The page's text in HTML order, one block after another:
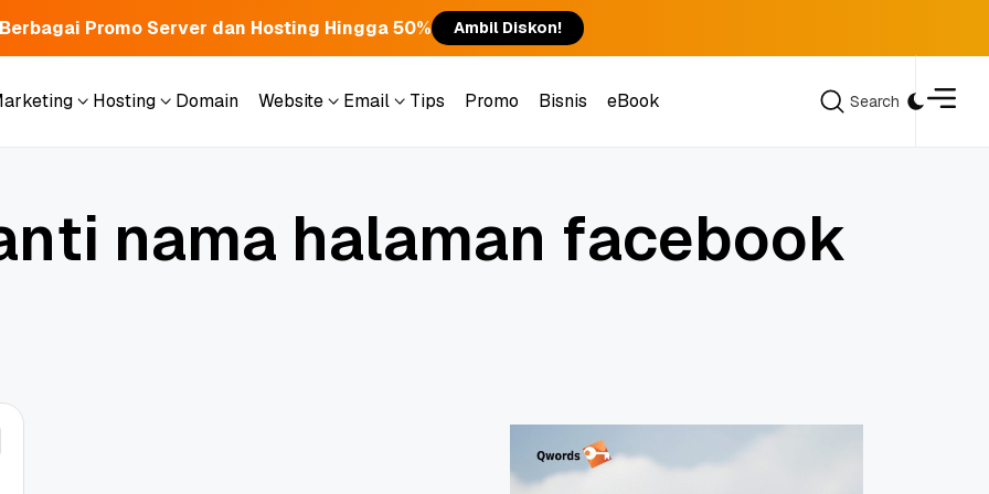
Promo Server dan Hosting Hingga 50% Ambil Diskon!
Hosting
Domain
Website
Email
Tips
Promo
Bisnis
eBook
Search
nti nama halaman facebook